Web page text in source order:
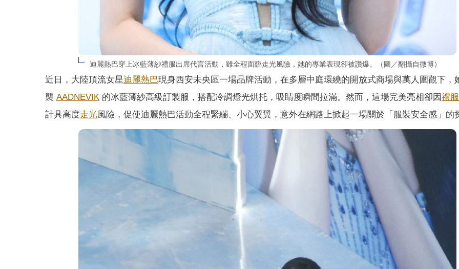
迪麗熱巴穿上冰藍薄紗禮服出席代言活動，雖全程面臨走光風險，她的專業表現卻被讚爆。（圖／翻攝自微博）
近日，大陸頂流女星迪麗熱巴現身西安未央區一場品牌活動，在多層中庭環繞的開放式商場與萬人圍觀下，
襲 AADNEVIK 的冰藍薄紗高級訂製服，搭配冷調燈光烘托，吸睛度瞬間拉滿。然而，這場完美亮相卻因禮服
計具高度走光風險，促使迪麗熱巴活動全程緊繃、小心翼翼，意外在網路上掀起一場關於「服裝安全感」的